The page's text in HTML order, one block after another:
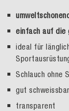
einfach auf die
ideal für
Schlauch ohne
gut schweissbar
transparent